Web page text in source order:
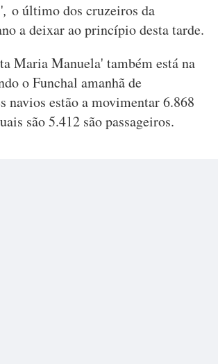
, o último dos cruzeiros da
a deixar ao princípio desta tarde.
Maria Manuela' também está na
o Funchal amanhã de
navios estão a movimentar 6.868
são 5.412 são passageiros.